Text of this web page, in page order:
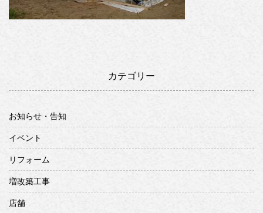
カテゴリー
お知らせ・告知
イベント
リフォーム
増改築工事
店舗